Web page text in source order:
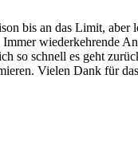
bis an das Limit, aber
wiederkehrende
schnell es geht
Vielen Dank für